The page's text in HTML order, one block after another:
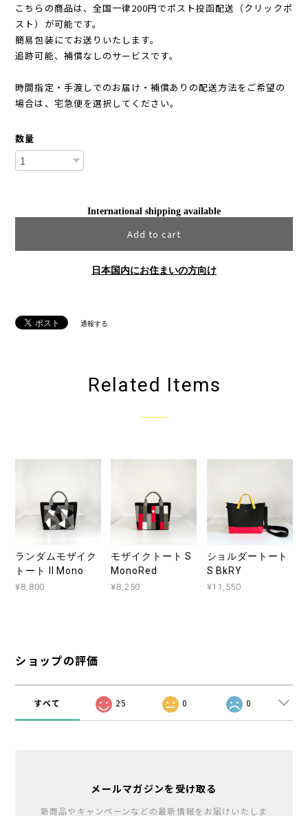
こちらの商品は、全国一律200円でポスト投函配送（クリックポ
スト）が可能です。
簡易包装にてお送りいたします。
追跡可能、補償なしのサービスです。
時間指定・手渡しでのお届け・補償ありの配送方法をご希望の
場合は、宅急便を選択してください。
数量
International shipping available
Add to cart
日本国内にお住まいの方向け
通報する
Related Items
ランダムモザイク
トート II Mono
¥8,800
モザイクトート S
MonoRed
¥8,250
ショルダートート
S BkRY
¥11,550
ショップの評価
すべて 25 0 0
メールマガジンを受け取る
新商品やキャンペーンなどの最新情報をお届けいたしま